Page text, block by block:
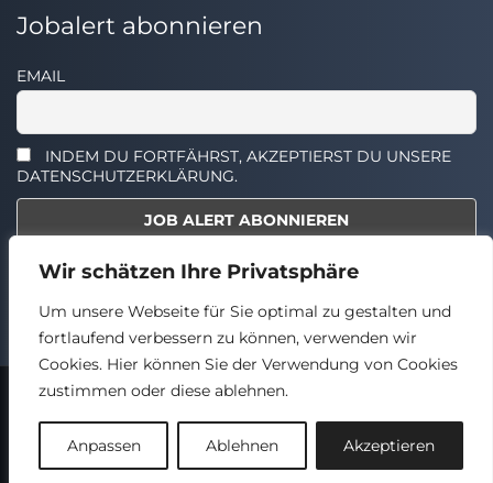
Wir schätzen Ihre Privatsphäre
Um unsere Webseite für Sie optimal zu gestalten und
fortlaufend verbessern zu können, verwenden wir
Cookies. Hier können Sie der Verwendung von Cookies
zustimmen oder diese ablehnen.
Anpassen Ablehnen Akzeptieren
Jobalert abonnieren
EMAIL
INDEM DU FORTFÄHRST, AKZEPTIERST DU UNSERE
DATENSCHUTZERKLÄRUNG.
Select the widget you want to show.
Back
to